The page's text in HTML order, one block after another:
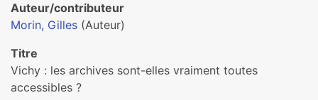
Auteur/contributeur
Morin, Gilles (Auteur)
Titre
Vichy : les archives sont-elles vraiment toutes
accessibles ?